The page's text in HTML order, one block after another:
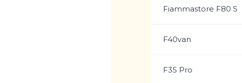
Fiammastore F80 S
F40van
F35 Pro